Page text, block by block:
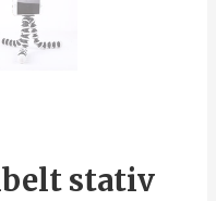
stativ